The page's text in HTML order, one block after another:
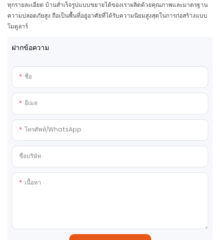
ทุกรายละเอียด บ้านสำเร็จรูปแบบขยายได้ของเราผลิตด้วยคุณภาพและมาตรฐาน
ความปลอดภัยสูง ถือเป็นพื้นที่อยู่อาศัยที่ได้รับความนิยมสูงสุดในการก่อสร้างแบบ
โมดูลาร์
ฝากข้อความ
ชื่อ
อีเมล
โทรศัพท์/WhatsApp
ชื่อบริษัท
เนื้อหา